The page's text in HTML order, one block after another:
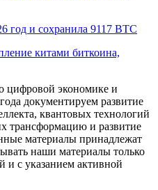
год и сохранила 9117 BTC
китами биткоина,
цифровой экономике и
документируем развитие
квантовых технологий
трансформацию и развитие
материалы принадлежат
наши материалы только
и с указанием активной